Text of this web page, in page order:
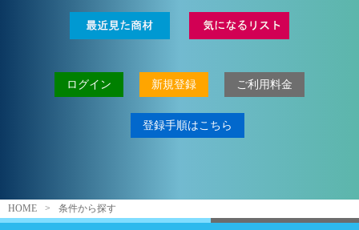
ログイン 新規登録 ご利用料金
登録手順はこちら
HOME > 条件から探す